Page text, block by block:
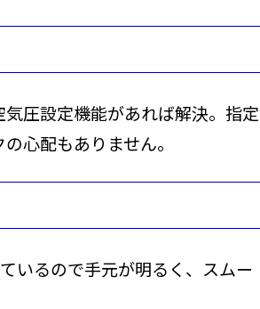
圧設定機能があれば解決。指定
心配もありません。
いるので手元が明るく、スムー